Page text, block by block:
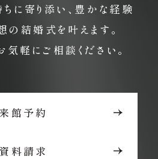
に寄り添い、豊かな経験
の結婚式を叶えます。
気軽にご相談ください。
来館予約
資料請求